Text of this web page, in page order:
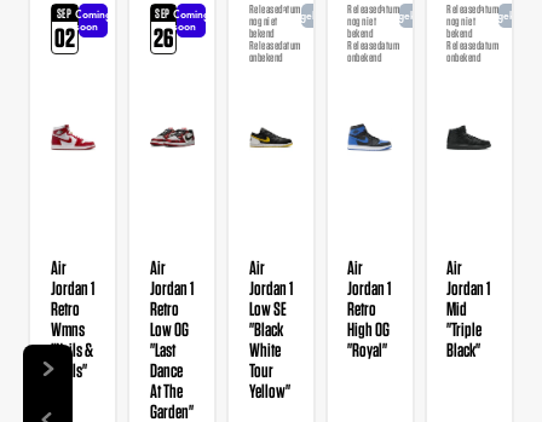
SEP
02
Coming
soon
Air
Jordan 1
Retro
Wmns
"Nails &
Grails"
SEP
26
Coming
soon
Air
Jordan 1
Retro
Low OG
"Last
Dance
At The
Garden"
Releasedatum
nog niet
bekend
Releasedatum
onbekend
Aangekondigd
Air
Jordan 1
Low SE
"Black
White
Tour
Yellow"
Releasedatum
nog niet
bekend
Releasedatum
onbekend
Aangekondigd
Air
Jordan 1
Retro
High OG
"Royal"
Releasedatum
nog niet
bekend
Releasedatum
onbekend
Air
Jordan 1
Mid
"Triple
Black"